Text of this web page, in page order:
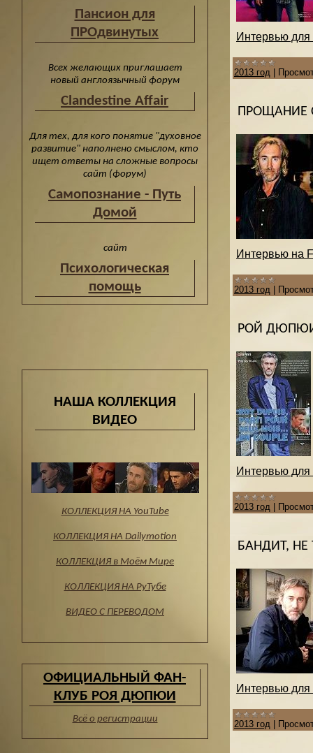
Пансион для
ПРОдвинутых
Всех желающих приглашает
новый англоязычный форум
Clandestine Affair
Для тех, для кого понятие "духовное
развитие" наполнено смыслом, кто
ищет ответы на сложные вопросы
сайт (форум)
Cамопознание - Путь
Домой
сайт
Психологическая
помощь
НАША КОЛЛЕКЦИЯ
ВИДЕО
КОЛЛЕКЦИЯ НА YouTube
КОЛЛЕКЦИЯ НА Dailymotion
КОЛЛЕКЦИЯ в Моём Мире
КОЛЛЕКЦИЯ НА РуТубе
ВИДЕО С ПЕРЕВОДОМ
ОФИЦИАЛЬНЫЙ ФАН-
КЛУБ РОЯ ДЮПЮИ
Всё о регистрации
Интервью для
2013 год
ПРОЩАНИЕ
Интервью на
2013 год
РОЙ
Интервью для
2013 год
БАНДИТ, НЕ
Интервью
2013 год